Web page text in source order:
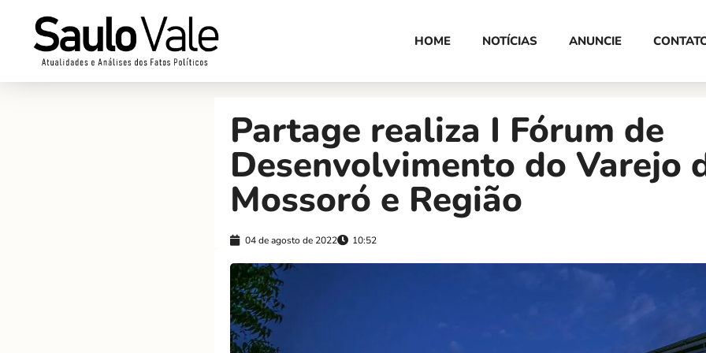
HOME NOTÍCIAS ANUNCIE
Partage realiza I Fórum de
Desenvolvimento do Varejo
Mossoró e Região
04 de agosto de 2022 10:52